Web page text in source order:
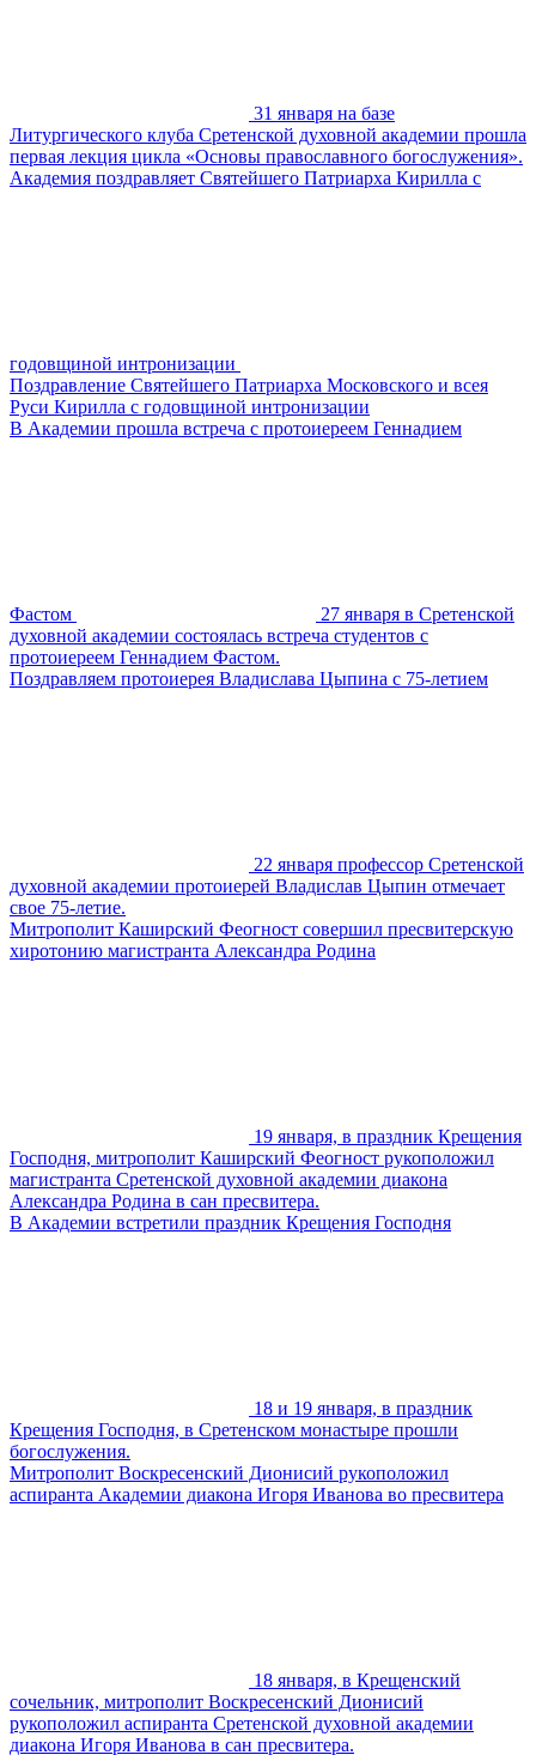
31 января на базе
Литургического клуба Сретенской духовной академии прошла
первая лекция цикла «Основы православного богослужения».
Академия поздравляет Святейшего Патриарха Кирилла с
годовщиной интронизации
Поздравление Святейшего Патриарха Московского и всея
Руси Кирилла с годовщиной интронизации
В Академии прошла встреча с протоиереем Геннадием
Фастом
27 января в Сретенской
духовной академии состоялась встреча студентов с
протоиереем Геннадием Фастом.
Поздравляем протоиерея Владислава Цыпина с 75-летием
22 января профессор Сретенской
духовной академии протоиерей Владислав Цыпин отмечает
свое 75-летие.
Митрополит Каширский Феогност совершил пресвитерскую
хиротонию магистранта Александра Родина
19 января, в праздник Крещения
Господня, митрополит Каширский Феогност рукоположил
магистранта Сретенской духовной академии диакона
Александра Родина в сан пресвитера.
В Академии встретили праздник Крещения Господня
18 и 19 января, в праздник
Крещения Господня, в Сретенском монастыре прошли
богослужения.
Митрополит Воскресенский Дионисий рукоположил
аспиранта Академии диакона Игоря Иванова во пресвитера
18 января, в Крещенский
сочельник, митрополит Воскресенский Дионисий
рукоположил аспиранта Сретенской духовной академии
диакона Игоря Иванова в сан пресвитера.